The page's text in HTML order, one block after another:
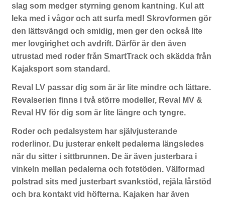
slag som medger styrning genom kantning. Kul att
leka med i vågor och att surfa med! Skrovformen gör
den lättsvängd och smidig, men ger den också lite
mer lovgirighet och avdrift. Därför är den även
utrustad med roder från SmartTrack och skädda från
Kajaksport som standard.
Reval LV passar dig som är är lite mindre och lättare.
Revalserien finns i två större modeller, Reval MV &
Reval HV för dig som är lite längre och tyngre.
Roder och pedalsystem har självjusterande
roderlinor. Du justerar enkelt pedalerna längsledes
när du sitter i sittbrunnen. De är även justerbara i
vinkeln mellan pedalerna och fotstöden. Välformad
polstrad sits med justerbart svankstöd, rejäla lårstöd
och bra kontakt vid höfterna. Kajaken har även